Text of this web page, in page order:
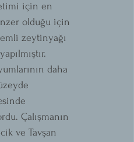
için en
olduğu için
zeytinyağı
daha
Çalışmanın
ve Tavşan